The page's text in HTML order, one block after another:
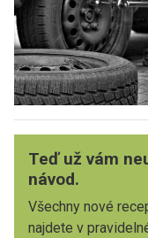
Teď už vám
návod.
Všechny nové
najdete v